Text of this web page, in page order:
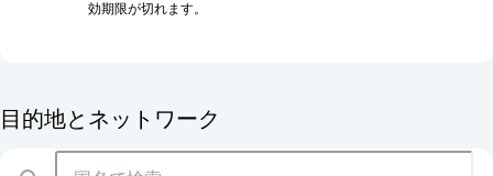
効期限が切れます。
目的地とネットワーク